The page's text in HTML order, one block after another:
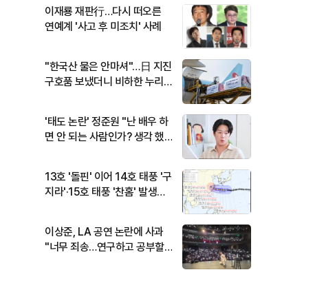
이재룡 재판行…다시 떠오른
연예계 '사고 후 미조치' 사례
"한국산 물은 안마셔"…日 지진
구호품 보냈더니 비하한 누리
'태도 논란' 정준원 "난 배우 하
면 안 되는 사람인가? 생각 했
13호 '돌핀' 이어 14호 태풍 '구
지라'·15호 태풍 '찬홈' 발생…
이상준, LA 공연 논란에 사과
"너무 죄송…연구하고 공부할